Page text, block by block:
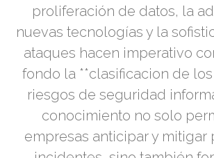
proliferación de datos, la
nuevas tecnologías y la
ataques hacen imperativo
fondo la **clasificacion de
riesgos de seguridad
conocimiento no solo
empresas anticipar y mitigar